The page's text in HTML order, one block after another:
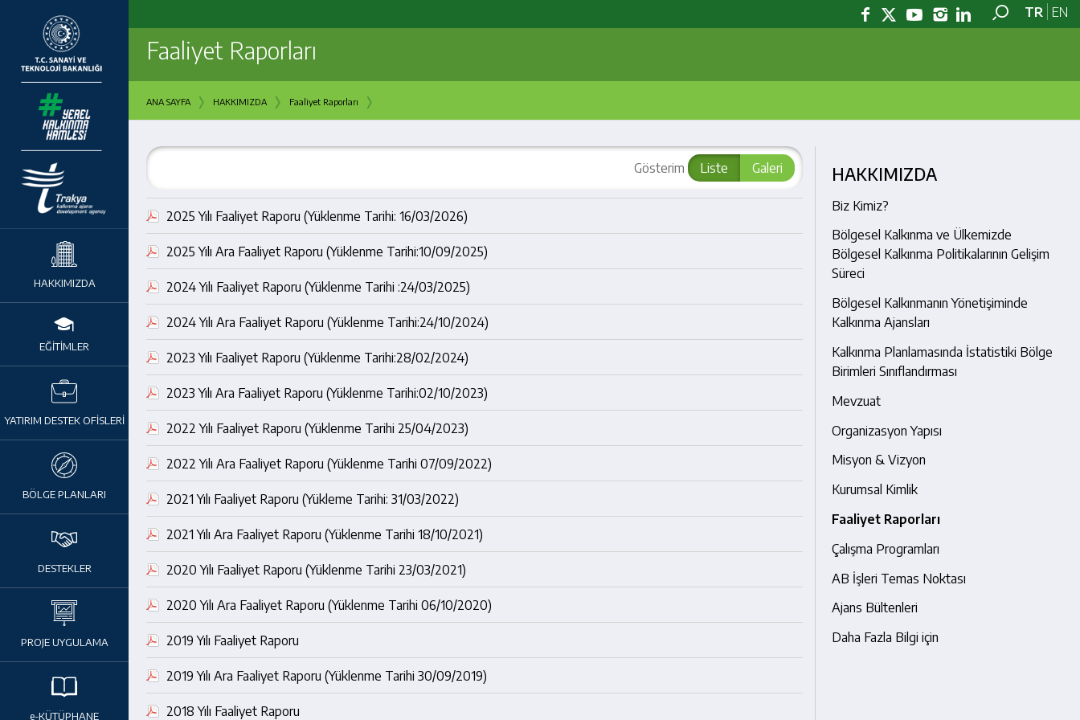
TR EN
HAKKIMIZDA
EĞİTİMLER
YATIRIM DESTEK OFİSLERİ
BÖLGE PLANLARI
DESTEKLER
PROJE UYGULAMA
e-KÜTÜPHANE
Faaliyet Raporları
ANA SAYFA › HAKKIMIZDA › Faaliyet Raporları ›
Gösterim Liste Galeri
2025 Yılı Faaliyet Raporu (Yüklenme Tarihi: 16/03/2026)
2025 Yılı Ara Faaliyet Raporu (Yüklenme Tarihi:10/09/2025)
2024 Yılı Faaliyet Raporu (Yüklenme Tarihi :24/03/2025)
2024 Yılı Ara Faaliyet Raporu (Yüklenme Tarihi:24/10/2024)
2023 Yılı Faaliyet Raporu (Yüklenme Tarihi:28/02/2024)
2023 Yılı Ara Faaliyet Raporu (Yüklenme Tarihi:02/10/2023)
2022 Yılı Faaliyet Raporu (Yüklenme Tarihi 25/04/2023)
2022 Yılı Ara Faaliyet Raporu (Yüklenme Tarihi 07/09/2022)
2021 Yılı Faaliyet Raporu (Yükleme Tarihi: 31/03/2022)
2021 Yılı Ara Faaliyet Raporu (Yüklenme Tarihi 18/10/2021)
2020 Yılı Faaliyet Raporu (Yüklenme Tarihi 23/03/2021)
2020 Yılı Ara Faaliyet Raporu (Yüklenme Tarihi 06/10/2020)
2019 Yılı Faaliyet Raporu
2019 Yılı Ara Faaliyet Raporu (Yüklenme Tarihi 30/09/2019)
2018 Yılı Faaliyet Raporu
HAKKIMIZDA
Biz Kimiz?
Bölgesel Kalkınma ve Ülkemizde
Bölgesel Kalkınma Politikalarının Gelişim
Süreci
Bölgesel Kalkınmanın Yönetişiminde
Kalkınma Ajansları
Kalkınma Planlamasında İstatistiki Bölge
Birimleri Sınıflandırması
Mevzuat
Organizasyon Yapısı
Misyon & Vizyon
Kurumsal Kimlik
Faaliyet Raporları
Çalışma Programları
AB İşleri Temas Noktası
Ajans Bültenleri
Daha Fazla Bilgi için